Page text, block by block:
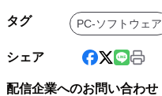
タグ PC-ソフトウェア
シェア
配信企業へのお問い合わせ